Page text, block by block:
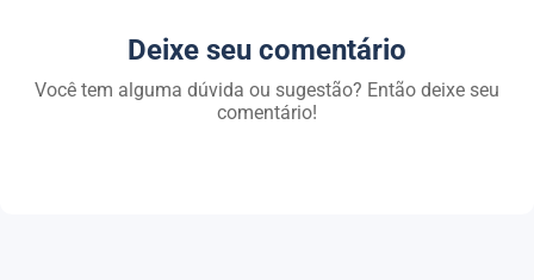
Deixe seu comentário
Você tem alguma dúvida ou sugestão? Então deixe seu
comentário!